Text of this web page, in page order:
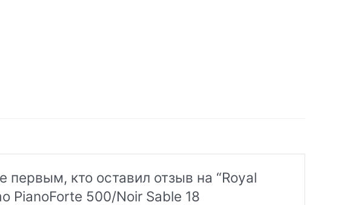
первым, кто оставил отзыв на “Royal
PianoForte 500/Noir Sable 18